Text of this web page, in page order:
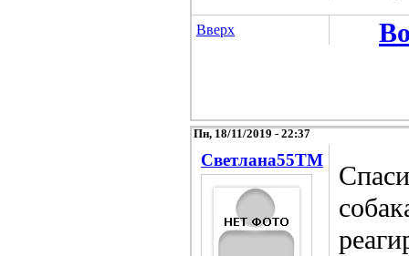
Вверх
Пн, 18/11/2019 - 22:37
Светлана55TM